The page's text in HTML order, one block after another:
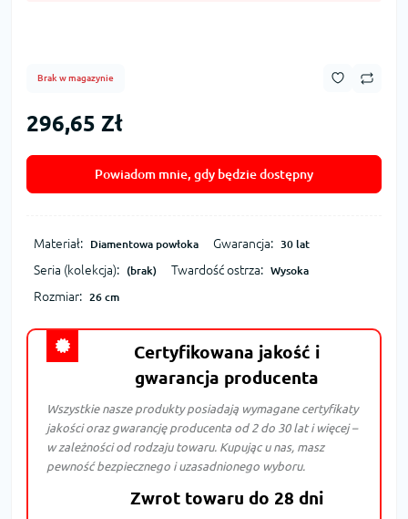
Brak w magazynie
296,65 Zł
Powiadom mnie, gdy będzie dostępny
Materiał: Diamentowa powłoka Gwarancja: 30 lat
Seria (kolekcja): (brak) Twardość ostrza: Wysoka
Rozmiar: 26 cm
Certyfikowana jakość i
gwarancja producenta
Wszystkie nasze produkty posiadają wymagane certyfikaty
jakości oraz gwarancję producenta od 2 do 30 lat i więcej –
w zależności od rodzaju towaru. Kupując u nas, masz
pewność bezpiecznego i uzasadnionego wyboru.
Zwrot towaru do 28 dni